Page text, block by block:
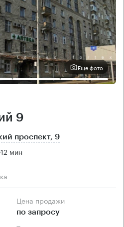
Еще фото
9
проспект, 9
12 мин
Цена продажи
по запросу